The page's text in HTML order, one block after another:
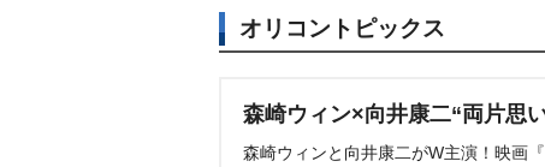
オリコントピックス
森崎ウィン×向井康二“両片思
森崎ウィンと向井康二がW主演！映画